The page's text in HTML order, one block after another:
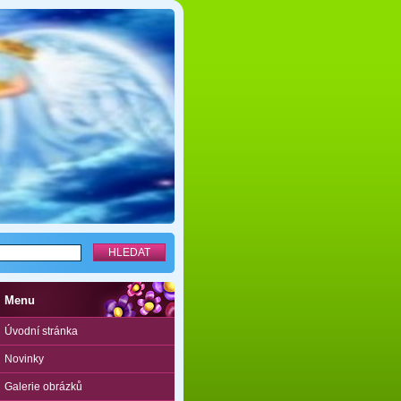
Menu
Úvodní stránka
Novinky
Galerie obrázků